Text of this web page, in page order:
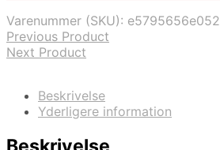
Varenummer (SKU): e5795656e052
Previous Product
Next Product
Beskrivelse
Yderligere information